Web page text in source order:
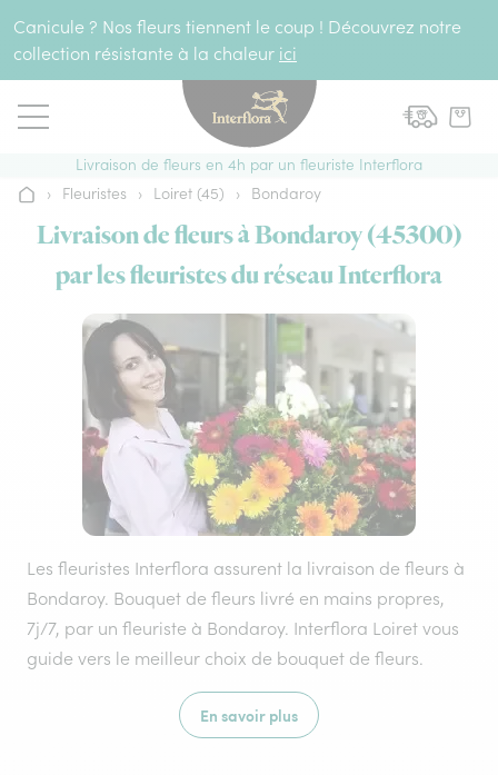
Canicule ? Nos fleurs tiennent le coup ! Découvrez notre
collection résistante à la chaleur ici
Livraison de fleurs en 4h par un fleuriste Interflora
Accueil
› Fleuristes › Loiret (45) › Bondaroy
Livraison de fleurs à Bondaroy (45300)
par les fleuristes du réseau Interflora
Les fleuristes Interflora assurent la livraison de fleurs à
Bondaroy. Bouquet de fleurs livré en mains propres,
7j/7, par un fleuriste à Bondaroy. Interflora Loiret vous
guide vers le meilleur choix de bouquet de fleurs.
En savoir plus